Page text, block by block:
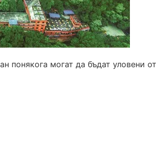
понякога могат да бъдат уловени